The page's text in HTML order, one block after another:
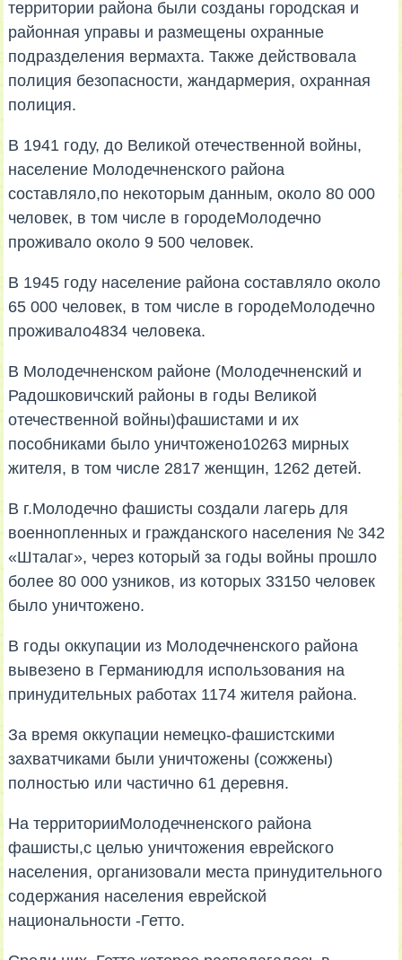
территории района были созданы городская и
районная управы и размещены охранные
подразделения вермахта. Также действовала
полиция безопасности, жандармерия, охранная
полиция.
В 1941 году, до Великой отечественной войны,
население Молодечненского района
составляло,по некоторым данным, около 80 000
человек, в том числе в городеМолодечно
проживало около 9 500 человек.
В 1945 году население района составляло около
65 000 человек, в том числе в городеМолодечно
проживало4834 человека.
В Молодечненском районе (Молодечненский и
Радошковичский районы в годы Великой
отечественной войны)фашистами и их
пособниками было уничтожено10263 мирных
жителя, в том числе 2817 женщин, 1262 детей.
В г.Молодечно фашисты создали лагерь для
военнопленных и гражданского населения № 342
«Шталаг», через который за годы войны прошло
более 80 000 узников, из которых 33150 человек
было уничтожено.
В годы оккупации из Молодечненского района
вывезено в Германиюдля использования на
принудительных работах 1174 жителя района.
За время оккупации немецко-фашистскими
захватчиками были уничтожены (сожжены)
полностью или частично 61 деревня.
На территорииМолодечненского района
фашисты,с целью уничтожения еврейского
населения, организовали места принудительного
содержания населения еврейской
национальности -Гетто.